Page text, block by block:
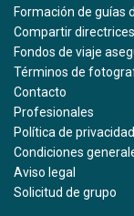
Formación de guías
Compartir directrices
Fondos de viaje
Términos de
Contacto
Profesionales
Política de privacidad
Condiciones
Aviso legal
Solicitud de grupo